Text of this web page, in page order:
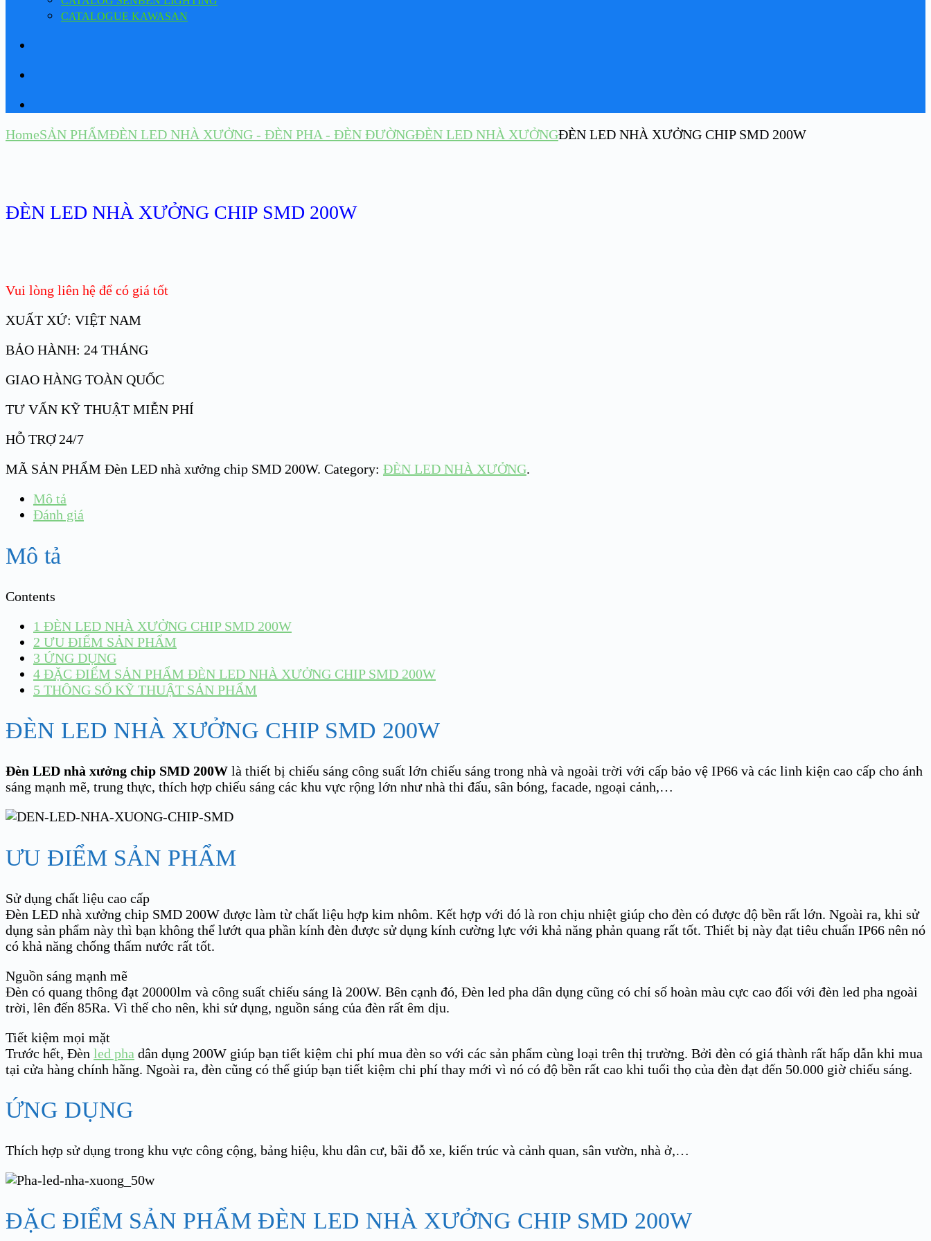
CATALOGUE KAWASAN
HomeSẢN PHẨMĐÈN LED NHÀ XƯỞNG - ĐÈN PHA - ĐÈN ĐƯỜNGĐÈN LED NHÀ XƯỞNGĐÈN LED NHÀ XƯỞNG CHIP SMD 200W
ĐÈN LED NHÀ XƯỞNG CHIP SMD 200W
Vui lòng liên hệ để có giá tốt
XUẤT XỨ: VIỆT NAM
BẢO HÀNH: 24 THÁNG
GIAO HÀNG TOÀN QUỐC
TƯ VẤN KỸ THUẬT MIỄN PHÍ
HỖ TRỢ 24/7
MÃ SẢN PHẨM Đèn LED nhà xưởng chip SMD 200W. Category: ĐÈN LED NHÀ XƯỞNG.
Mô tả
Đánh giá
Mô tả
Contents
1 ĐÈN LED NHÀ XƯỞNG CHIP SMD 200W
2 ƯU ĐIỂM SẢN PHẨM
3 ỨNG DỤNG
4 ĐẶC ĐIỂM SẢN PHẨM ĐÈN LED NHÀ XƯỞNG CHIP SMD 200W
5 THÔNG SỐ KỸ THUẬT SẢN PHẨM
ĐÈN LED NHÀ XƯỞNG CHIP SMD 200W
Đèn LED nhà xưởng chip SMD 200W là thiết bị chiếu sáng công suất lớn chiếu sáng trong nhà và ngoài trời với cấp bảo vệ IP66 và các linh kiện cao cấp cho ánh
sáng mạnh mẽ, trung thực, thích hợp chiếu sáng các khu vực rộng lớn như nhà thi đấu, sân bóng, facade, ngoại cảnh,…
ƯU ĐIỂM SẢN PHẨM
Sử dụng chất liệu cao cấp
Đèn LED nhà xưởng chip SMD 200W được làm từ chất liệu hợp kim nhôm. Kết hợp với đó là ron chịu nhiệt giúp cho đèn có được độ bền rất lớn. Ngoài ra, khi sử
dụng sản phẩm này thì bạn không thể lướt qua phần kính đèn được sử dụng kính cường lực với khả năng phản quang rất tốt. Thiết bị này đạt tiêu chuẩn IP66 nên nó
có khả năng chống thấm nước rất tốt.
Nguồn sáng mạnh mẽ
Đèn có quang thông đạt 20000lm và công suất chiếu sáng là 200W. Bên cạnh đó, Đèn led pha dân dụng cũng có chỉ số hoàn màu cực cao đối với đèn led pha ngoài
trời, lên đến 85Ra. Vì thế cho nên, khi sử dụng, nguồn sáng của đèn rất êm dịu.
Tiết kiệm mọi mặt
Trước hết, Đèn led pha dân dụng 200W giúp bạn tiết kiệm chi phí mua đèn so với các sản phẩm cùng loại trên thị trường. Bởi đèn có giá thành rất hấp dẫn khi mua
tại cửa hàng chính hãng. Ngoài ra, đèn cũng có thể giúp bạn tiết kiệm chi phí thay mới vì nó có độ bền rất cao khi tuổi thọ của đèn đạt đến 50.000 giờ chiếu sáng.
ỨNG DỤNG
Thích hợp sử dụng trong khu vực công cộng, bảng hiệu, khu dân cư, bãi đỗ xe, kiến trúc và cảnh quan, sân vườn, nhà ở,…
ĐẶC ĐIỂM SẢN PHẨM ĐÈN LED NHÀ XƯỞNG CHIP SMD 200W